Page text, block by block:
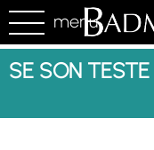
menu
SE SON